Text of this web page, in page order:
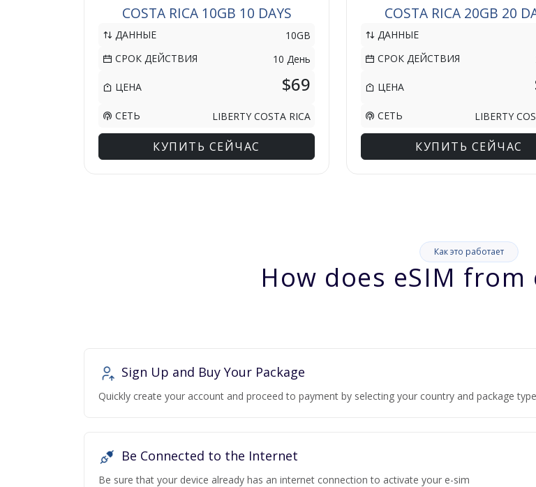
COSTA RICA 10GB 10 DAYS
ДАННЫЕ
10GB
СРОК ДЕЙСТВИЯ
10 День
ЦЕНА $69
СЕТЬ LIBERTY COSTA RICA
КУПИТЬ СЕЙЧАС
COSTA RICA 20GB 20
ДАННЫЕ
СРОК ДЕЙСТВИЯ
ЦЕНА
СЕТЬ LIBERTY
КУПИТЬ СЕЙЧАС
Как это работает
How does eSIM from
Sign Up and Buy Your Package
Quickly create your account and proceed to payment by selecting your country and package
Be Connected to the Internet
Be sure that your device already has an internet connection to activate your e-sim